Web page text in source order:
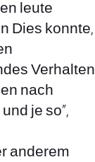
leute
Dies konnte,
Verhalten
nach
je so“,
anderem